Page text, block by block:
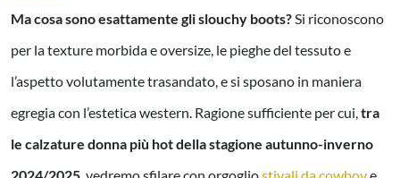
Ma cosa sono esattamente gli slouchy boots?Si riconoscono
per la texture morbida e oversize, le pieghe del tessuto e
l’aspetto volutamente trasandato, e si sposano in maniera
egregia con l’estetica western. Ragione sufficiente per cui,tra
le calzature donna più hot della stagione autunno-inverno